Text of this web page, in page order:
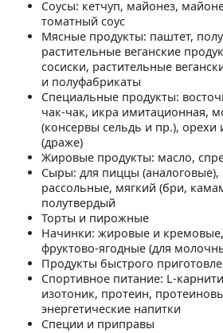
Соусы: кетчуп, майонез,
томатный соус
Мясные продукты: паштет,
растительные веганские
сосиски, растительные
и полуфабрикаты
Специальные продукты:
чак-чак, икра имитационная,
(консервы сельдь и пр.), орехи
(драже)
Жировые продукты: масло,
Сыры: для пиццы (аналоговые),
рассольные, мягкий (бри,
полутвердый
Торты и пирожные
Начинки: жировые и
фруктово-ягодные (для
Продукты быстрого
Спортивное питание: L-
изотоник, протеин,
энергетические напитки
Специи и приправы